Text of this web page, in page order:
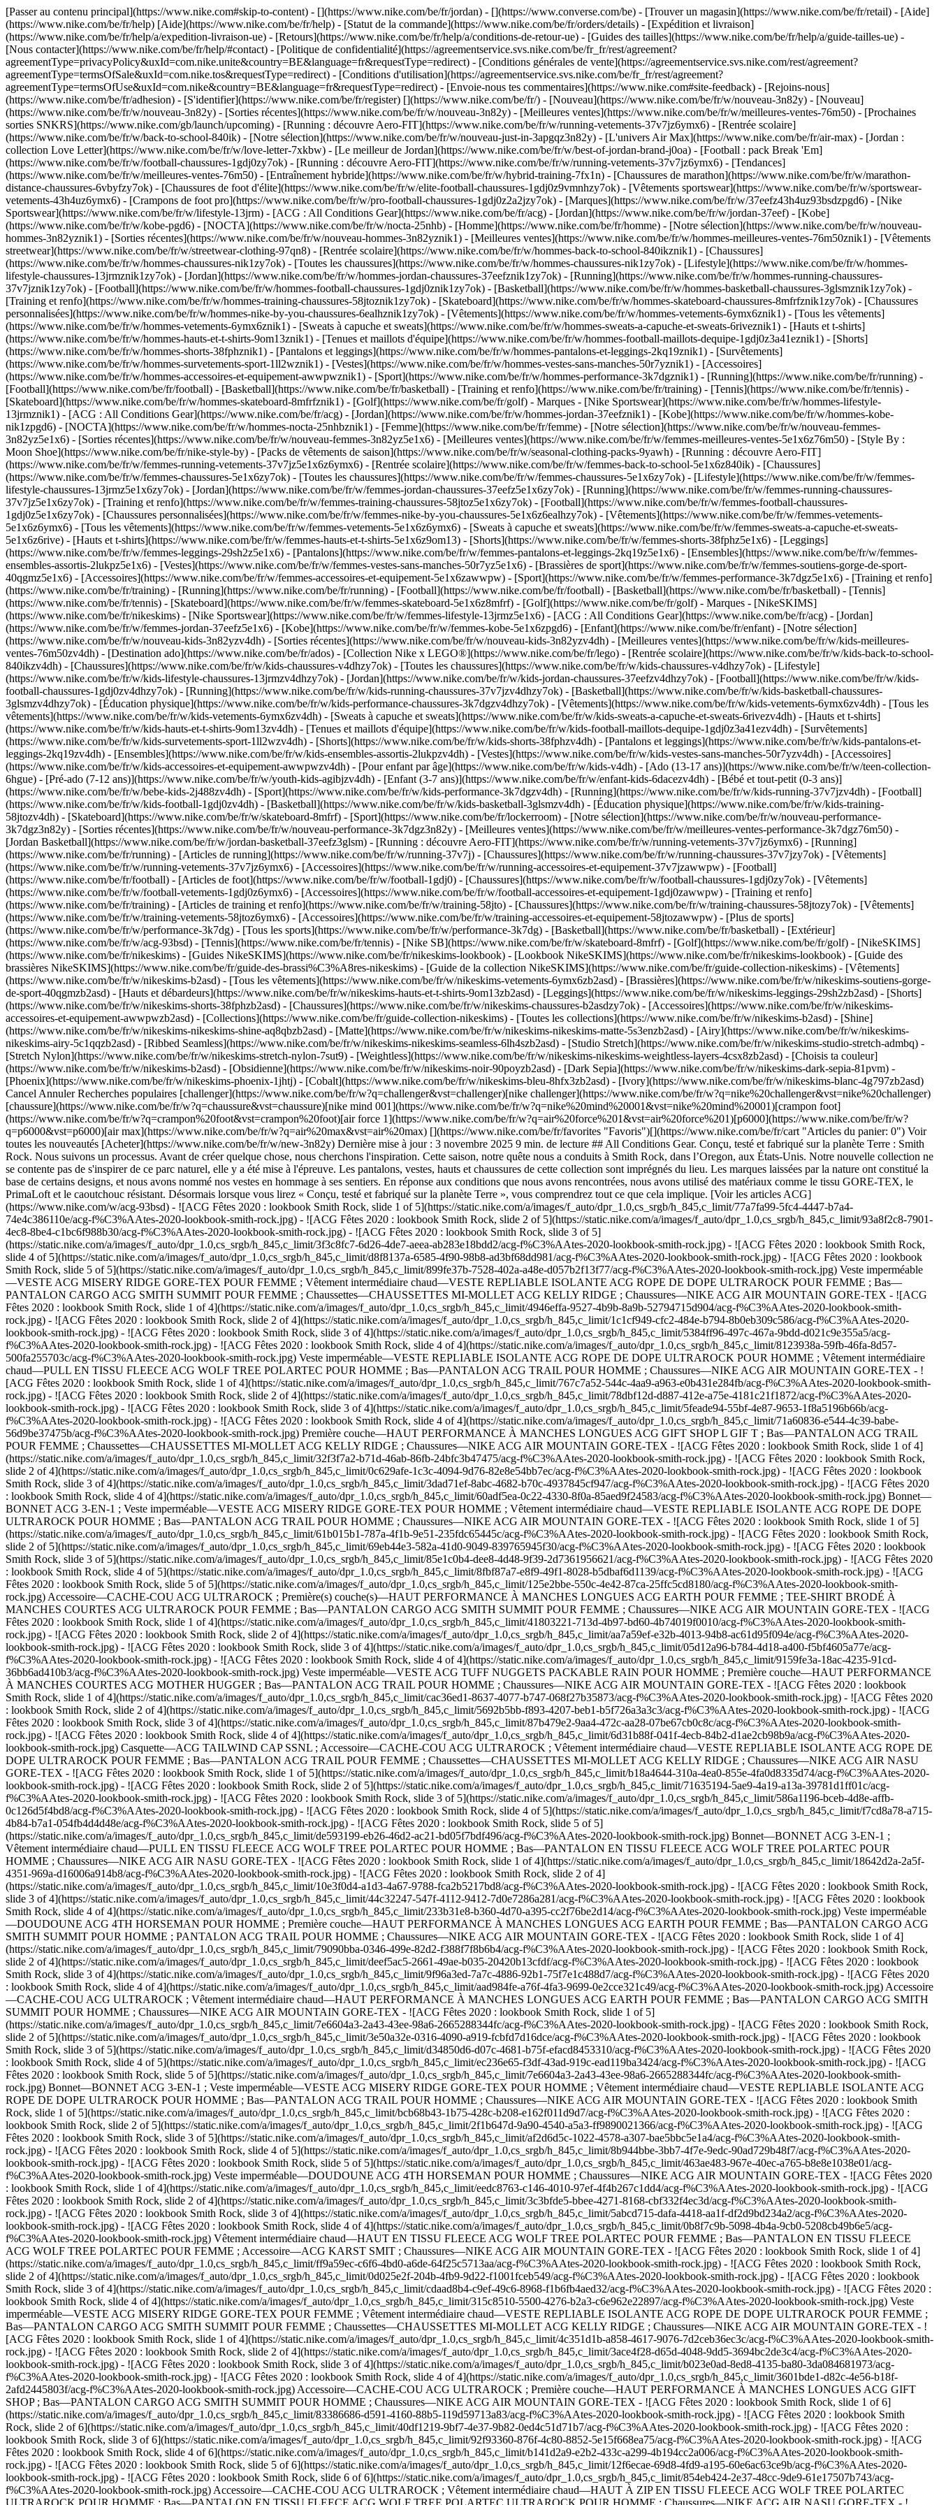
[Passer au contenu principal](https://www.nike.com#skip-to-content) - [](https://www.nike.com/be/fr/jordan) - [](https://www.converse.com/be) - [Trouver un magasin](https://www.nike.com/be/fr/retail) - [Aide]
(https://www.nike.com/be/fr/help) [Aide](https://www.nike.com/be/fr/help) - [Statut de la commande](https://www.nike.com/be/fr/orders/details) - [Expédition et livraison]
(https://www.nike.com/be/fr/help/a/expedition-livraison-ue) - [Retours](https://www.nike.com/be/fr/help/a/conditions-de-retour-ue) - [Guides des tailles](https://www.nike.com/be/fr/help/a/guide-tailles-ue) -
[Nous contacter](https://www.nike.com/be/fr/help/#contact) - [Politique de confidentialité](https://agreementservice.svs.nike.com/be/fr_fr/rest/agreement?
agreementType=privacyPolicy&uxId=com.nike.unite&country=BE&language=fr&requestType=redirect) - [Conditions générales de vente](https://agreementservice.svs.nike.com/rest/agreement?
agreementType=termsOfSale&uxId=com.nike.tos&requestType=redirect) - [Conditions d'utilisation](https://agreementservice.svs.nike.com/be/fr_fr/rest/agreement?
agreementType=termsOfUse&uxId=com.nike&country=BE&language=fr&requestType=redirect) - [Envoie-nous tes commentaires](https://www.nike.com#site-feedback) - [Rejoins-nous]
(https://www.nike.com/be/fr/adhesion) - [S'identifier](https://www.nike.com/be/fr/register) [](https://www.nike.com/be/fr/) - [Nouveau](https://www.nike.com/be/fr/w/nouveau-3n82y) - [Nouveau]
(https://www.nike.com/be/fr/w/nouveau-3n82y) - [Sorties récentes](https://www.nike.com/be/fr/w/nouveau-3n82y) - [Meilleures ventes](https://www.nike.com/be/fr/w/meilleures-ventes-76m50) - [Prochaines
sorties SNKRS](https://www.nike.com/gb/launch/upcoming) - [Running : découvre Aero-FIT](https://www.nike.com/be/fr/w/running-vetements-37v7jz6ymx6) - [Rentrée scolaire]
(https://www.nike.com/be/fr/w/back-to-school-840ik) - [Notre sélection](https://www.nike.com/be/fr/w/nouveau-just-in-3apgqz3n82y) - [L'univers Air Max](https://www.nike.com/be/fr/air-max) - [Jordan :
collection Love Letter](https://www.nike.com/be/fr/w/love-letter-7xkbw) - [Le meilleur de Jordan](https://www.nike.com/be/fr/w/best-of-jordan-brand-j0oa) - [Football : pack Break 'Em]
(https://www.nike.com/be/fr/w/football-chaussures-1gdj0zy7ok) - [Running : découvre Aero-FIT](https://www.nike.com/be/fr/w/running-vetements-37v7jz6ymx6) - [Tendances]
(https://www.nike.com/be/fr/w/meilleures-ventes-76m50) - [Entraînement hybride](https://www.nike.com/be/fr/w/hybrid-training-7fx1n) - [Chaussures de marathon](https://www.nike.com/be/fr/w/marathon-
distance-chaussures-6vbyfzy7ok) - [Chaussures de foot d'élite](https://www.nike.com/be/fr/w/elite-football-chaussures-1gdj0z9vmnhzy7ok) - [Vêtements sportswear](https://www.nike.com/be/fr/w/sportswear-
vetements-43h4uz6ymx6) - [Crampons de foot pro](https://www.nike.com/be/fr/w/pro-football-chaussures-1gdj0z2a2jzy7ok) - [Marques](https://www.nike.com/be/fr/w/37eefz43h4uz93bsdzpgd6) - [Nike
Sportswear](https://www.nike.com/be/fr/w/lifestyle-13jrm) - [ACG : All Conditions Gear](https://www.nike.com/be/fr/acg) - [Jordan](https://www.nike.com/be/fr/w/jordan-37eef) - [Kobe]
(https://www.nike.com/be/fr/w/kobe-pgd6) - [NOCTA](https://www.nike.com/be/fr/w/nocta-25nhb) - [Homme](https://www.nike.com/be/fr/homme) - [Notre sélection](https://www.nike.com/be/fr/w/nouveau-
hommes-3n82yznik1) - [Sorties récentes](https://www.nike.com/be/fr/w/nouveau-hommes-3n82yznik1) - [Meilleures ventes](https://www.nike.com/be/fr/w/hommes-meilleures-ventes-76m50znik1) - [Vêtements
streetwear](https://www.nike.com/be/fr/w/streetwear-clothing-97qn8) - [Rentrée scolaire](https://www.nike.com/be/fr/w/hommes-back-to-school-840ikznik1) - [Chaussures]
(https://www.nike.com/be/fr/w/hommes-chaussures-nik1zy7ok) - [Toutes les chaussures](https://www.nike.com/be/fr/w/hommes-chaussures-nik1zy7ok) - [Lifestyle](https://www.nike.com/be/fr/w/hommes-
lifestyle-chaussures-13jrmznik1zy7ok) - [Jordan](https://www.nike.com/be/fr/w/hommes-jordan-chaussures-37eefznik1zy7ok) - [Running](https://www.nike.com/be/fr/w/hommes-running-chaussures-
37v7jznik1zy7ok) - [Football](https://www.nike.com/be/fr/w/hommes-football-chaussures-1gdj0znik1zy7ok) - [Basketball](https://www.nike.com/be/fr/w/hommes-basketball-chaussures-3glsmznik1zy7ok) -
[Training et renfo](https://www.nike.com/be/fr/w/hommes-training-chaussures-58jtoznik1zy7ok) - [Skateboard](https://www.nike.com/be/fr/w/hommes-skateboard-chaussures-8mfrfznik1zy7ok) - [Chaussures
personnalisées](https://www.nike.com/be/fr/w/hommes-nike-by-you-chaussures-6ealhznik1zy7ok) - [Vêtements](https://www.nike.com/be/fr/w/hommes-vetements-6ymx6znik1) - [Tous les vêtements]
(https://www.nike.com/be/fr/w/hommes-vetements-6ymx6znik1) - [Sweats à capuche et sweats](https://www.nike.com/be/fr/w/hommes-sweats-a-capuche-et-sweats-6riveznik1) - [Hauts et t-shirts]
(https://www.nike.com/be/fr/w/hommes-hauts-et-t-shirts-9om13znik1) - [Tenues et maillots d'équipe](https://www.nike.com/be/fr/w/hommes-football-maillots-dequipe-1gdj0z3a41eznik1) - [Shorts]
(https://www.nike.com/be/fr/w/hommes-shorts-38fphznik1) - [Pantalons et leggings](https://www.nike.com/be/fr/w/hommes-pantalons-et-leggings-2kq19znik1) - [Survêtements]
(https://www.nike.com/be/fr/w/hommes-survetements-sport-1ll2wznik1) - [Vestes](https://www.nike.com/be/fr/w/hommes-vestes-sans-manches-50r7yznik1) - [Accessoires]
(https://www.nike.com/be/fr/w/hommes-accessoires-et-equipement-awwpwznik1) - [Sport](https://www.nike.com/be/fr/w/hommes-performance-3k7dgznik1) - [Running](https://www.nike.com/be/fr/running) -
[Football](https://www.nike.com/be/fr/football) - [Basketball](https://www.nike.com/be/fr/basketball) - [Training et renfo](https://www.nike.com/be/fr/training) - [Tennis](https://www.nike.com/be/fr/tennis) -
[Skateboard](https://www.nike.com/be/fr/w/hommes-skateboard-8mfrfznik1) - [Golf](https://www.nike.com/be/fr/golf) - Marques - [Nike Sportswear](https://www.nike.com/be/fr/w/hommes-lifestyle-
13jrmznik1) - [ACG : All Conditions Gear](https://www.nike.com/be/fr/acg) - [Jordan](https://www.nike.com/be/fr/w/hommes-jordan-37eefznik1) - [Kobe](https://www.nike.com/be/fr/w/hommes-kobe-
nik1zpgd6) - [NOCTA](https://www.nike.com/be/fr/w/hommes-nocta-25nhbznik1) - [Femme](https://www.nike.com/be/fr/femme) - [Notre sélection](https://www.nike.com/be/fr/w/nouveau-femmes-
3n82yz5e1x6) - [Sorties récentes](https://www.nike.com/be/fr/w/nouveau-femmes-3n82yz5e1x6) - [Meilleures ventes](https://www.nike.com/be/fr/w/femmes-meilleures-ventes-5e1x6z76m50) - [Style By :
Moon Shoe](https://www.nike.com/be/fr/nike-style-by) - [Packs de vêtements de saison](https://www.nike.com/be/fr/w/seasonal-clothing-packs-9yawh) - [Running : découvre Aero-FIT]
(https://www.nike.com/be/fr/w/femmes-running-vetements-37v7jz5e1x6z6ymx6) - [Rentrée scolaire](https://www.nike.com/be/fr/w/femmes-back-to-school-5e1x6z840ik) - [Chaussures]
(https://www.nike.com/be/fr/w/femmes-chaussures-5e1x6zy7ok) - [Toutes les chaussures](https://www.nike.com/be/fr/w/femmes-chaussures-5e1x6zy7ok) - [Lifestyle](https://www.nike.com/be/fr/w/femmes-
lifestyle-chaussures-13jrmz5e1x6zy7ok) - [Jordan](https://www.nike.com/be/fr/w/femmes-jordan-chaussures-37eefz5e1x6zy7ok) - [Running](https://www.nike.com/be/fr/w/femmes-running-chaussures-
37v7jz5e1x6zy7ok) - [Training et renfo](https://www.nike.com/be/fr/w/femmes-training-chaussures-58jtoz5e1x6zy7ok) - [Football](https://www.nike.com/be/fr/w/femmes-football-chaussures-
1gdj0z5e1x6zy7ok) - [Chaussures personnalisées](https://www.nike.com/be/fr/w/femmes-nike-by-you-chaussures-5e1x6z6ealhzy7ok) - [Vêtements](https://www.nike.com/be/fr/w/femmes-vetements-
5e1x6z6ymx6) - [Tous les vêtements](https://www.nike.com/be/fr/w/femmes-vetements-5e1x6z6ymx6) - [Sweats à capuche et sweats](https://www.nike.com/be/fr/w/femmes-sweats-a-capuche-et-sweats-
5e1x6z6rive) - [Hauts et t-shirts](https://www.nike.com/be/fr/w/femmes-hauts-et-t-shirts-5e1x6z9om13) - [Shorts](https://www.nike.com/be/fr/w/femmes-shorts-38fphz5e1x6) - [Leggings]
(https://www.nike.com/be/fr/w/femmes-leggings-29sh2z5e1x6) - [Pantalons](https://www.nike.com/be/fr/w/femmes-pantalons-et-leggings-2kq19z5e1x6) - [Ensembles](https://www.nike.com/be/fr/w/femmes-
ensembles-assortis-2lukpz5e1x6) - [Vestes](https://www.nike.com/be/fr/w/femmes-vestes-sans-manches-50r7yz5e1x6) - [Brassières de sport](https://www.nike.com/be/fr/w/femmes-soutiens-gorge-de-sport-
40qgmz5e1x6) - [Accessoires](https://www.nike.com/be/fr/w/femmes-accessoires-et-equipement-5e1x6zawwpw) - [Sport](https://www.nike.com/be/fr/w/femmes-performance-3k7dgz5e1x6) - [Training et renfo]
(https://www.nike.com/be/fr/training) - [Running](https://www.nike.com/be/fr/running) - [Football](https://www.nike.com/be/fr/football) - [Basketball](https://www.nike.com/be/fr/basketball) - [Tennis]
(https://www.nike.com/be/fr/tennis) - [Skateboard](https://www.nike.com/be/fr/w/femmes-skateboard-5e1x6z8mfrf) - [Golf](https://www.nike.com/be/fr/golf) - Marques - [NikeSKIMS]
(https://www.nike.com/be/fr/nikeskims) - [Nike Sportswear](https://www.nike.com/be/fr/w/femmes-lifestyle-13jrmz5e1x6) - [ACG : All Conditions Gear](https://www.nike.com/be/fr/acg) - [Jordan]
(https://www.nike.com/be/fr/w/femmes-jordan-37eefz5e1x6) - [Kobe](https://www.nike.com/be/fr/w/femmes-kobe-5e1x6zpgd6) - [Enfant](https://www.nike.com/be/fr/enfant) - [Notre sélection]
(https://www.nike.com/be/fr/w/nouveau-kids-3n82yzv4dh) - [Sorties récentes](https://www.nike.com/be/fr/w/nouveau-kids-3n82yzv4dh) - [Meilleures ventes](https://www.nike.com/be/fr/w/kids-meilleures-
ventes-76m50zv4dh) - [Destination ado](https://www.nike.com/be/fr/ados) - [Collection Nike x LEGO®](https://www.nike.com/be/fr/lego) - [Rentrée scolaire](https://www.nike.com/be/fr/w/kids-back-to-school-
840ikzv4dh) - [Chaussures](https://www.nike.com/be/fr/w/kids-chaussures-v4dhzy7ok) - [Toutes les chaussures](https://www.nike.com/be/fr/w/kids-chaussures-v4dhzy7ok) - [Lifestyle]
(https://www.nike.com/be/fr/w/kids-lifestyle-chaussures-13jrmzv4dhzy7ok) - [Jordan](https://www.nike.com/be/fr/w/kids-jordan-chaussures-37eefzv4dhzy7ok) - [Football](https://www.nike.com/be/fr/w/kids-
football-chaussures-1gdj0zv4dhzy7ok) - [Running](https://www.nike.com/be/fr/w/kids-running-chaussures-37v7jzv4dhzy7ok) - [Basketball](https://www.nike.com/be/fr/w/kids-basketball-chaussures-
3glsmzv4dhzy7ok) - [Éducation physique](https://www.nike.com/be/fr/w/kids-performance-chaussures-3k7dgzv4dhzy7ok) - [Vêtements](https://www.nike.com/be/fr/w/kids-vetements-6ymx6zv4dh) - [Tous les
vêtements](https://www.nike.com/be/fr/w/kids-vetements-6ymx6zv4dh) - [Sweats à capuche et sweats](https://www.nike.com/be/fr/w/kids-sweats-a-capuche-et-sweats-6rivezv4dh) - [Hauts et t-shirts]
(https://www.nike.com/be/fr/w/kids-hauts-et-t-shirts-9om13zv4dh) - [Tenues et maillots d'équipe](https://www.nike.com/be/fr/w/kids-football-maillots-dequipe-1gdj0z3a41ezv4dh) - [Survêtements]
(https://www.nike.com/be/fr/w/kids-survetements-sport-1ll2wzv4dh) - [Shorts](https://www.nike.com/be/fr/w/kids-shorts-38fphzv4dh) - [Pantalons et leggings](https://www.nike.com/be/fr/w/kids-pantalons-et-
leggings-2kq19zv4dh) - [Ensembles](https://www.nike.com/be/fr/w/kids-ensembles-assortis-2lukpzv4dh) - [Vestes](https://www.nike.com/be/fr/w/kids-vestes-sans-manches-50r7yzv4dh) - [Accessoires]
(https://www.nike.com/be/fr/w/kids-accessoires-et-equipement-awwpwzv4dh) - [Pour enfant par âge](https://www.nike.com/be/fr/w/kids-v4dh) - [Ado (13-17 ans)](https://www.nike.com/be/fr/w/teen-collection-
6hgue) - [Pré-ado (7-12 ans)](https://www.nike.com/be/fr/w/youth-kids-agibjzv4dh) - [Enfant (3-7 ans)](https://www.nike.com/be/fr/w/enfant-kids-6dacezv4dh) - [Bébé et tout-petit (0-3 ans)]
(https://www.nike.com/be/fr/w/bebe-kids-2j488zv4dh) - [Sport](https://www.nike.com/be/fr/w/kids-performance-3k7dgzv4dh) - [Running](https://www.nike.com/be/fr/w/kids-running-37v7jzv4dh) - [Football]
(https://www.nike.com/be/fr/w/kids-football-1gdj0zv4dh) - [Basketball](https://www.nike.com/be/fr/w/kids-basketball-3glsmzv4dh) - [Éducation physique](https://www.nike.com/be/fr/w/kids-training-
58jtozv4dh) - [Skateboard](https://www.nike.com/be/fr/w/skateboard-8mfrf) - [Sport](https://www.nike.com/be/fr/lockerroom) - [Notre sélection](https://www.nike.com/be/fr/w/nouveau-performance-
3k7dgz3n82y) - [Sorties récentes](https://www.nike.com/be/fr/w/nouveau-performance-3k7dgz3n82y) - [Meilleures ventes](https://www.nike.com/be/fr/w/meilleures-ventes-performance-3k7dgz76m50) -
[Jordan Basketball](https://www.nike.com/be/fr/w/jordan-basketball-37eefz3glsm) - [Running : découvre Aero-FIT](https://www.nike.com/be/fr/w/running-vetements-37v7jz6ymx6) - [Running]
(https://www.nike.com/be/fr/running) - [Articles de running](https://www.nike.com/be/fr/w/running-37v7j) - [Chaussures](https://www.nike.com/be/fr/w/running-chaussures-37v7jzy7ok) - [Vêtements]
(https://www.nike.com/be/fr/w/running-vetements-37v7jz6ymx6) - [Accessoires](https://www.nike.com/be/fr/w/running-accessoires-et-equipement-37v7jzawwpw) - [Football]
(https://www.nike.com/be/fr/football) - [Articles de foot](https://www.nike.com/be/fr/w/football-1gdj0) - [Chaussures](https://www.nike.com/be/fr/w/football-chaussures-1gdj0zy7ok) - [Vêtements]
(https://www.nike.com/be/fr/w/football-vetements-1gdj0z6ymx6) - [Accessoires](https://www.nike.com/be/fr/w/football-accessoires-et-equipement-1gdj0zawwpw) - [Training et renfo]
(https://www.nike.com/be/fr/training) - [Articles de training et renfo](https://www.nike.com/be/fr/w/training-58jto) - [Chaussures](https://www.nike.com/be/fr/w/training-chaussures-58jtozy7ok) - [Vêtements]
(https://www.nike.com/be/fr/w/training-vetements-58jtoz6ymx6) - [Accessoires](https://www.nike.com/be/fr/w/training-accessoires-et-equipement-58jtozawwpw) - [Plus de sports]
(https://www.nike.com/be/fr/w/performance-3k7dg) - [Tous les sports](https://www.nike.com/be/fr/w/performance-3k7dg) - [Basketball](https://www.nike.com/be/fr/basketball) - [Extérieur]
(https://www.nike.com/be/fr/w/acg-93bsd) - [Tennis](https://www.nike.com/be/fr/tennis) - [Nike SB](https://www.nike.com/be/fr/w/skateboard-8mfrf) - [Golf](https://www.nike.com/be/fr/golf) - [NikeSKIMS]
(https://www.nike.com/be/fr/nikeskims) - [Guides NikeSKIMS](https://www.nike.com/be/fr/nikeskims-lookbook) - [Lookbook NikeSKIMS](https://www.nike.com/be/fr/nikeskims-lookbook) - [Guide des
brassières NikeSKIMS](https://www.nike.com/be/fr/guide-des-brassi%C3%A8res-nikeskims) - [Guide de la collection NikeSKIMS](https://www.nike.com/be/fr/guide-collection-nikeskims) - [Vêtements]
(https://www.nike.com/be/fr/w/nikeskims-b2asd) - [Tous les vêtements](https://www.nike.com/be/fr/w/nikeskims-vetements-6ymx6zb2asd) - [Brassières](https://www.nike.com/be/fr/w/nikeskims-soutiens-gorge-
de-sport-40qgmzb2asd) - [Hauts et débardeurs](https://www.nike.com/be/fr/w/nikeskims-hauts-et-t-shirts-9om13zb2asd) - [Leggings](https://www.nike.com/be/fr/w/nikeskims-leggings-29sh2zb2asd) - [Shorts]
(https://www.nike.com/be/fr/w/nikeskims-shorts-38fphzb2asd) - [Chaussures](https://www.nike.com/be/fr/w/nikeskims-chaussures-b2asdzy7ok) - [Accessoires](https://www.nike.com/be/fr/w/nikeskims-
accessoires-et-equipement-awwpwzb2asd) - [Collections](https://www.nike.com/be/fr/guide-collection-nikeskims) - [Toutes les collections](https://www.nike.com/be/fr/w/nikeskims-b2asd) - [Shine]
(https://www.nike.com/be/fr/w/nikeskims-nikeskims-shine-aq8qbzb2asd) - [Matte](https://www.nike.com/be/fr/w/nikeskims-nikeskims-matte-5s3enzb2asd) - [Airy](https://www.nike.com/be/fr/w/nikeskims-
nikeskims-airy-5c1qqzb2asd) - [Ribbed Seamless](https://www.nike.com/be/fr/w/nikeskims-nikeskims-seamless-6lh4szb2asd) - [Studio Stretch](https://www.nike.com/be/fr/w/nikeskims-studio-stretch-admbq) -
[Stretch Nylon](https://www.nike.com/be/fr/w/nikeskims-stretch-nylon-7sut9) - [Weightless](https://www.nike.com/be/fr/w/nikeskims-nikeskims-weightless-layers-4csx8zb2asd) - [Choisis ta couleur](https://www.nike.com/be/fr/w/nikeskims-b2asd) - [Obsidienne](https://www.nike.com/be/fr/w/nikeskims-noir-90poyzb2asd) - [Dark Sepia](https://www.nike.com/be/fr/w/nikeskims-dark-sepia-81pvm) - [Phoenix](https://www.nike.com/be/fr/w/nikeskims-phoenix-1jhtj) - [Cobalt](https://www.nike.com/be/fr/w/nikeskims-bleu-8hfx3zb2asd) - [Ivory](https://www.nike.com/be/fr/w/nikeskims-blanc-4g797zb2asd) Cancel Annuler Recherches populaires [challenger](https://www.nike.com/be/fr/w?q=challenger&vst=challenger)[nike challenger](https://www.nike.com/be/fr/w?q=nike%20challenger&vst=nike%20challenger)[chaussure](https://www.nike.com/be/fr/w?q=chaussure&vst=chaussure)[nike mind 001](https://www.nike.com/be/fr/w?q=nike%20mind%20001&vst=nike%20mind%20001)[crampon foot](https://www.nike.com/be/fr/w?q=crampon%20foot&vst=crampon%20foot)[air force 1](https://www.nike.com/be/fr/w?q=air%20force%201&vst=air%20force%201)[p6000](https://www.nike.com/be/fr/w?q=p6000&vst=p6000)[air max](https://www.nike.com/be/fr/w?q=air%20max&vst=air%20max) [](https://www.nike.com/be/fr/favorites "Favoris")[](https://www.nike.com/be/fr/cart "Articles du panier: 0") Voir toutes les nouveautés [Acheter](https://www.nike.com/be/fr/w/new-3n82y) Dernière mise à jour : 3 novembre 2025 9 min. de lecture ## All Conditions Gear. Conçu, testé et fabriqué sur la planète Terre : Smith Rock. Nous suivons un processus. Avant de créer quelque chose, nous cherchons l'inspiration. Cette saison, notre quête nous a conduits à Smith Rock, dans l’Oregon, aux États-Unis. Notre nouvelle collection ne se contente pas de s'inspirer de ce parc naturel, elle y a été mise à l'épreuve. Les pantalons, vestes, hauts et chaussures de cette collection sont imprégnés du lieu. Les marques laissées par la nature ont constitué la base de certains designs, et nous avons nommé nos vestes en hommage à ses sentiers. En réponse aux conditions que nous avons rencontrées, nous avons utilisé des matériaux comme le tissu GORE-TEX, le PrimaLoft et le caoutchouc résistant. Désormais lorsque vous lirez « Conçu, testé et fabriqué sur la planète Terre », vous comprendrez tout ce que cela implique. [Voir les articles ACG](https://www.nike.com/w/acg-93bsd) - ![ACG Fêtes 2020 : lookbook Smith Rock, slide 1 of 5](https://static.nike.com/a/images/f_auto/dpr_1.0,cs_srgb/h_845,c_limit/77a7fa99-5fc4-4447-b7a4-74e4c386110e/acg-f%C3%AAtes-2020-lookbook-smith-rock.jpg) - ![ACG Fêtes 2020 : lookbook Smith Rock, slide 2 of 5](https://static.nike.com/a/images/f_auto/dpr_1.0,cs_srgb/h_845,c_limit/93a8f2c8-7901-4ec8-8be4-c1bc6f988b30/acg-f%C3%AAtes-2020-lookbook-smith-rock.jpg) - ![ACG Fêtes 2020 : lookbook Smith Rock, slide 3 of 5](https://static.nike.com/a/images/f_auto/dpr_1.0,cs_srgb/h_845,c_limit/3f3c8fc7-6d26-4de7-aeea-ab283e18bdd2/acg-f%C3%AAtes-2020-lookbook-smith-rock.jpg) - ![ACG Fêtes 2020 : lookbook Smith Rock, slide 4 of 5](https://static.nike.com/a/images/f_auto/dpr_1.0,cs_srgb/h_845,c_limit/d8f8137a-6585-4f90-98b8-ad3bf68dd981/acg-f%C3%AAtes-2020-lookbook-smith-rock.jpg) - ![ACG Fêtes 2020 : lookbook Smith Rock, slide 5 of 5](https://static.nike.com/a/images/f_auto/dpr_1.0,cs_srgb/h_845,c_limit/899fe37b-7528-402a-a48e-d057b2f13f77/acg-f%C3%AAtes-2020-lookbook-smith-rock.jpg) Veste imperméable—VESTE ACG MISERY RIDGE GORE-TEX POUR FEMME ; Vêtement intermédiaire chaud—VESTE REPLIABLE ISOLANTE ACG ROPE DE DOPE ULTRAROCK POUR FEMME ; Bas—PANTALON CARGO ACG SMITH SUMMIT POUR FEMME ; Chaussettes—CHAUSSETTES MI-MOLLET ACG KELLY RIDGE ; Chaussures—NIKE ACG AIR MOUNTAIN GORE-TEX - ![ACG Fêtes 2020 : lookbook Smith Rock, slide 1 of 4](https://static.nike.com/a/images/f_auto/dpr_1.0,cs_srgb/h_845,c_limit/4946effa-9527-4b9b-8a9b-52794715d904/acg-f%C3%AAtes-2020-lookbook-smith-rock.jpg) - ![ACG Fêtes 2020 : lookbook Smith Rock, slide 2 of 4](https://static.nike.com/a/images/f_auto/dpr_1.0,cs_srgb/h_845,c_limit/1c1cf949-cfc2-484e-b794-8b0eb309c586/acg-f%C3%AAtes-2020-lookbook-smith-rock.jpg) - ![ACG Fêtes 2020 : lookbook Smith Rock, slide 3 of 4](https://static.nike.com/a/images/f_auto/dpr_1.0,cs_srgb/h_845,c_limit/5384ff96-497c-467a-9bdd-d021c9e355a5/acg-f%C3%AAtes-2020-lookbook-smith-rock.jpg) - ![ACG Fêtes 2020 : lookbook Smith Rock, slide 4 of 4](https://static.nike.com/a/images/f_auto/dpr_1.0,cs_srgb/h_845,c_limit/8123938a-59fb-46fa-8d57-500fa255703c/acg-f%C3%AAtes-2020-lookbook-smith-rock.jpg) Veste imperméable—VESTE REPLIABLE ISOLANTE ACG ROPE DE DOPE ULTRAROCK POUR HOMME ; Vêtement intermédiaire chaud—PULL EN TISSU FLEECE ACG WOLF TREE POLARTEC POUR HOMME ; Bas—PANTALON ACG TRAIL POUR HOMME ; Chaussures—NIKE ACG AIR MOUNTAIN GORE-TEX - ![ACG Fêtes 2020 : lookbook Smith Rock, slide 1 of 4](https://static.nike.com/a/images/f_auto/dpr_1.0,cs_srgb/h_845,c_limit/767c7a52-544c-4aa9-a963-e0b431e284fb/acg-f%C3%AAtes-2020-lookbook-smith-rock.jpg) - ![ACG Fêtes 2020 : lookbook Smith Rock, slide 2 of 4](https://static.nike.com/a/images/f_auto/dpr_1.0,cs_srgb/h_845,c_limit/78dbf12d-d887-412e-a75e-4181c21f1872/acg-f%C3%AAtes-2020-lookbook-smith-rock.jpg) - ![ACG Fêtes 2020 : lookbook Smith Rock, slide 3 of 4](https://static.nike.com/a/images/f_auto/dpr_1.0,cs_srgb/h_845,c_limit/5feade94-55bf-4e87-9653-1f8a5196b66b/acg-f%C3%AAtes-2020-lookbook-smith-rock.jpg) - ![ACG Fêtes 2020 : lookbook Smith Rock, slide 4 of 4](https://static.nike.com/a/images/f_auto/dpr_1.0,cs_srgb/h_845,c_limit/71a60836-e544-4c39-babe-56d9be37475b/acg-f%C3%AAtes-2020-lookbook-smith-rock.jpg) Première couche—HAUT PERFORMANCE À MANCHES LONGUES ACG GIFT SHOP L GIF T ; Bas—PANTALON ACG TRAIL POUR FEMME ; Chaussettes—CHAUSSETTES MI-MOLLET ACG KELLY RIDGE ; Chaussures—NIKE ACG AIR MOUNTAIN GORE-TEX - ![ACG Fêtes 2020 : lookbook Smith Rock, slide 1 of 4](https://static.nike.com/a/images/f_auto/dpr_1.0,cs_srgb/h_845,c_limit/32f3f7a2-b71d-46ab-86fb-24bfc3b47475/acg-f%C3%AAtes-2020-lookbook-smith-rock.jpg) - ![ACG Fêtes 2020 : lookbook Smith Rock, slide 2 of 4](https://static.nike.com/a/images/f_auto/dpr_1.0,cs_srgb/h_845,c_limit/0c629afe-1c3c-4094-9d76-82e8e54bb7ec/acg-f%C3%AAtes-2020-lookbook-smith-rock.jpg) - ![ACG Fêtes 2020 : lookbook Smith Rock, slide 3 of 4](https://static.nike.com/a/images/f_auto/dpr_1.0,cs_srgb/h_845,c_limit/3dad71ef-8abc-4682-b70c-4937845cf947/acg-f%C3%AAtes-2020-lookbook-smith-rock.jpg) - ![ACG Fêtes 2020 : lookbook Smith Rock, slide 4 of 4](https://static.nike.com/a/images/f_auto/dpr_1.0,cs_srgb/h_845,c_limit/60adf5ea-0c22-4330-8f0a-85aed9f24583/acg-f%C3%AAtes-2020-lookbook-smith-rock.jpg) Bonnet—BONNET ACG 3-EN-1 ; Veste imperméable—VESTE ACG MISERY RIDGE GORE-TEX POUR HOMME ; Vêtement intermédiaire chaud—VESTE REPLIABLE ISOLANTE ACG ROPE DE DOPE ULTRAROCK POUR HOMME ; Bas—PANTALON ACG TRAIL POUR HOMME ; Chaussures—NIKE ACG AIR MOUNTAIN GORE-TEX - ![ACG Fêtes 2020 : lookbook Smith Rock, slide 1 of 5](https://static.nike.com/a/images/f_auto/dpr_1.0,cs_srgb/h_845,c_limit/61b015b1-787a-4f1b-9e51-235fdc65445c/acg-f%C3%AAtes-2020-lookbook-smith-rock.jpg) - ![ACG Fêtes 2020 : lookbook Smith Rock, slide 2 of 5](https://static.nike.com/a/images/f_auto/dpr_1.0,cs_srgb/h_845,c_limit/69eb44e3-582a-41d0-9049-839765945f30/acg-f%C3%AAtes-2020-lookbook-smith-rock.jpg) - ![ACG Fêtes 2020 : lookbook Smith Rock, slide 3 of 5](https://static.nike.com/a/images/f_auto/dpr_1.0,cs_srgb/h_845,c_limit/85e1c0b4-dee8-4d48-9f39-2d7361956621/acg-f%C3%AAtes-2020-lookbook-smith-rock.jpg) - ![ACG Fêtes 2020 : lookbook Smith Rock, slide 4 of 5](https://static.nike.com/a/images/f_auto/dpr_1.0,cs_srgb/h_845,c_limit/8fbf87a7-e8f9-49f1-8028-b5dbaf6d1139/acg-f%C3%AAtes-2020-lookbook-smith-rock.jpg) - ![ACG Fêtes 2020 : lookbook Smith Rock, slide 5 of 5](https://static.nike.com/a/images/f_auto/dpr_1.0,cs_srgb/h_845,c_limit/125e2bbe-550c-4e42-87ca-25ffc5cd8180/acg-f%C3%AAtes-2020-lookbook-smith-rock.jpg) Accessoire—CACHE-COU ACG ULTRAROCK ; Première(s) couche(s)—HAUT PERFORMANCE À MANCHES LONGUES ACG EARTH POUR FEMME ; TEE-SHIRT BRODÉ À MANCHES COURTES ACG ULTRAROCK POUR FEMME ; Bas—PANTALON CARGO ACG SMITH SUMMIT POUR FEMME ; Chaussures—NIKE ACG AIR MOUNTAIN GORE-TEX - ![ACG Fêtes 2020 : lookbook Smith Rock, slide 1 of 4](https://static.nike.com/a/images/f_auto/dpr_1.0,cs_srgb/h_845,c_limit/41803221-713d-4b97-bd60-4b74019f0010/acg-f%C3%AAtes-2020-lookbook-smith-rock.jpg) - ![ACG Fêtes 2020 : lookbook Smith Rock, slide 2 of 4](https://static.nike.com/a/images/f_auto/dpr_1.0,cs_srgb/h_845,c_limit/aa7a59ef-e32b-4013-94b8-ac61d95f094e/acg-f%C3%AAtes-2020-lookbook-smith-rock.jpg) - ![ACG Fêtes 2020 : lookbook Smith Rock, slide 3 of 4](https://static.nike.com/a/images/f_auto/dpr_1.0,cs_srgb/h_845,c_limit/05d12a96-b784-4d18-a400-f5bf4605a77e/acg-f%C3%AAtes-2020-lookbook-smith-rock.jpg) - ![ACG Fêtes 2020 : lookbook Smith Rock, slide 4 of 4](https://static.nike.com/a/images/f_auto/dpr_1.0,cs_srgb/h_845,c_limit/9159fe3a-18ac-4235-91cd-36bb6ad410b3/acg-f%C3%AAtes-2020-lookbook-smith-rock.jpg) Veste imperméable—VESTE ACG TUFF NUGGETS PACKABLE RAIN POUR HOMME ; Première couche—HAUT PERFORMANCE À MANCHES COURTES ACG MOTHER HUGGER ; Bas—PANTALON ACG TRAIL POUR HOMME ; Chaussures—NIKE ACG AIR MOUNTAIN GORE-TEX - ![ACG Fêtes 2020 : lookbook Smith Rock, slide 1 of 4](https://static.nike.com/a/images/f_auto/dpr_1.0,cs_srgb/h_845,c_limit/cac36ed1-8637-4077-b747-068f27b35873/acg-f%C3%AAtes-2020-lookbook-smith-rock.jpg) - ![ACG Fêtes 2020 : lookbook Smith Rock, slide 2 of 4](https://static.nike.com/a/images/f_auto/dpr_1.0,cs_srgb/h_845,c_limit/5692b5bb-f893-4207-beb1-b5f726a3a3c3/acg-f%C3%AAtes-2020-lookbook-smith-rock.jpg) - ![ACG Fêtes 2020 : lookbook Smith Rock, slide 3 of 4](https://static.nike.com/a/images/f_auto/dpr_1.0,cs_srgb/h_845,c_limit/87b479e2-9aa4-472c-aa28-07be67cb0c8c/acg-f%C3%AAtes-2020-lookbook-smith-rock.jpg) - ![ACG Fêtes 2020 : lookbook Smith Rock, slide 4 of 4](https://static.nike.com/a/images/f_auto/dpr_1.0,cs_srgb/h_845,c_limit/6d31b88f-041f-4ecb-84b2-d1ae2cb98b9a/acg-f%C3%AAtes-2020-lookbook-smith-rock.jpg) C